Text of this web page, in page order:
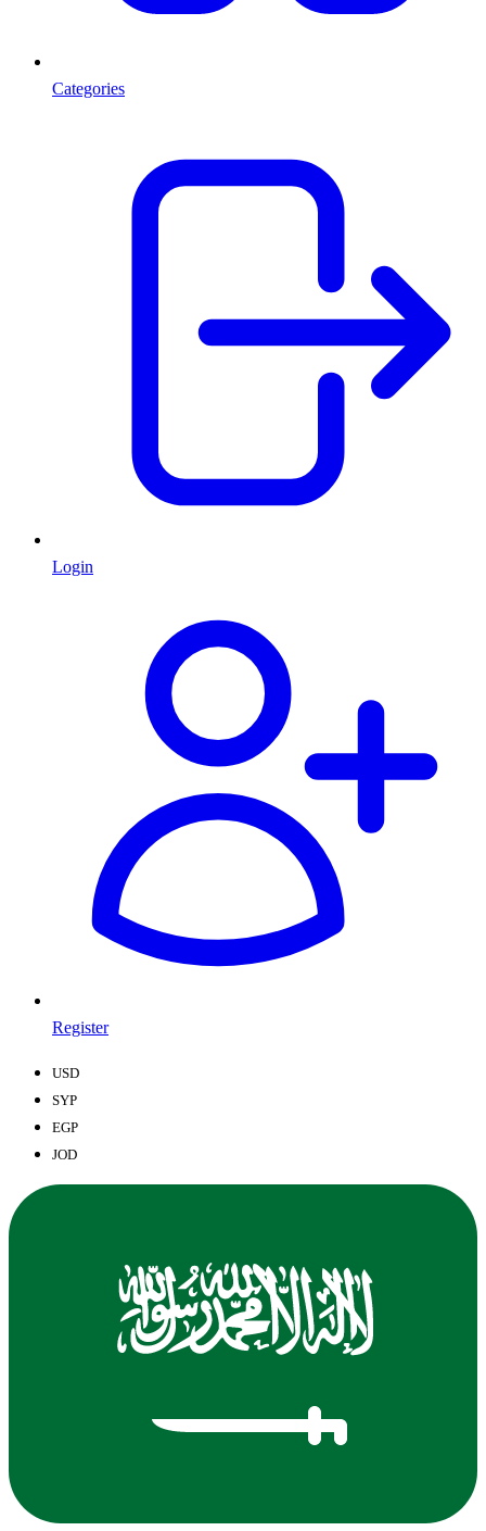
Categories
Login
Register
USD
SYP
EGP
JOD